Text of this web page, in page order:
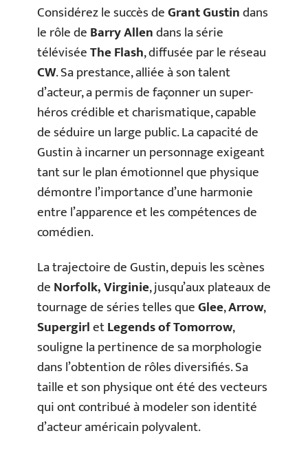
Considérez le succès deGrant Gustindans
le rôle deBarry Allendans la série
téléviséeThe Flash, diffusée par le réseau
CW. Sa prestance, alliée à son talent
d’acteur, a permis de façonner un super-
héros crédible et charismatique, capable
de séduire un large public. La capacité de
Gustin à incarner un personnage exigeant
tant sur le plan émotionnel que physique
démontre l’importance d’une harmonie
entre l’apparence et les compétences de
comédien.
La trajectoire de Gustin, depuis les scènes
deNorfolk, Virginie, jusqu’aux plateaux de
tournage de séries telles queGlee,Arrow,
SupergirletLegends of Tomorrow,
souligne la pertinence de sa morphologie
dans l’obtention de rôles diversifiés. Sa
taille et son physique ont été des vecteurs
qui ont contribué à modeler son identité
d’acteur américain polyvalent.